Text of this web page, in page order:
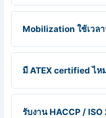
Mobilization ใช้เวล
มี ATEX certified ไห
รับงาน HACCP /